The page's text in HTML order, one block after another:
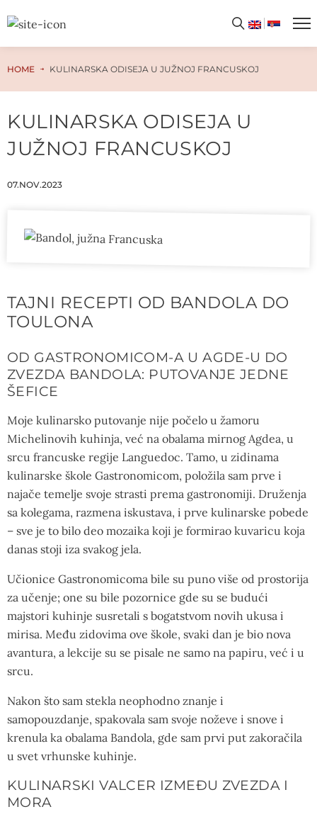
HOME KULINARSKA ODISEJA U JUŽNOJ FRANCUSKOJ
KULINARSKA ODISEJA U
JUŽNOJ FRANCUSKOJ
07.NOV.2023
TAJNI RECEPTI OD BANDOLA DO
TOULONA
OD GASTRONOMICOM-A U AGDE-U DO
ZVEZDA BANDOLA: PUTOVANJE JEDNE
ŠEFICE
Moje kulinarsko putovanje nije počelo u žamoru
Michelinovih kuhinja, već na obalama mirnog Agdea, u
srcu francuske regije Languedoc. Tamo, u zidinama
kulinarske škole Gastronomicom, položila sam prve i
najače temelje svoje strasti prema gastronomiji. Druženja
sa kolegama, razmena iskustava, i prve kulinarske pobede
– sve je to bilo deo mozaika koji je formirao kuvaricu koja
danas stoji iza svakog jela.
Učionice Gastronomicoma bile su puno više od prostorija
za učenje; one su bile pozornice gde su se budući
majstori kuhinje susretali s bogatstvom novih ukusa i
mirisa. Među zidovima ove škole, svaki dan je bio nova
avantura, a lekcije su se pisale ne samo na papiru, već i u
srcu.
Nakon što sam stekla neophodno znanje i
samopouzdanje, spakovala sam svoje noževe i snove i
krenula ka obalama Bandola, gde sam prvi put zakoračila
u svet vrhunske kuhinje.
KULINARSKI VALCER IZMEĐU ZVEZDA I
MORA